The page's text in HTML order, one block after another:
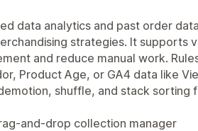
data analytics and past order
strategies. It supports
and reduce manual work.
Product Age, or GA4 data like
shuffle, and stack sorting
and-drop collection manager